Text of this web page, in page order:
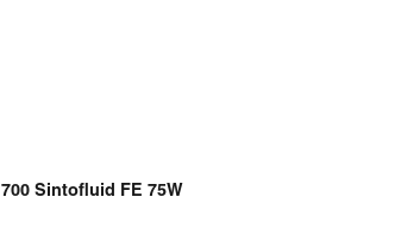
700 Sintofluid FE 75W